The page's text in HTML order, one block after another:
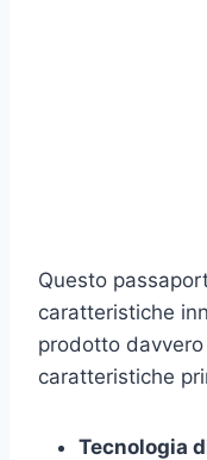
Questo
caratteristiche
prodotto
caratteristiche
Tecnologia